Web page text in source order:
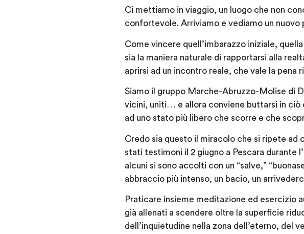
Ci mettiamo in viaggio, un luogo che non
confortevole. Arriviamo e vediamo un
Come vincere quell’imbarazzo iniziale,
sia la maniera naturale di rapportarsi alla
aprirsi ad un incontro reale, che vale la pena
Siamo il gruppo Marche-Abruzzo-Molise di
vicini, uniti… e allora conviene buttarsi in ciò
ad uno stato più libero che scorre e che
Credo sia questo il miracolo che si ripete ad
stati testimoni il 2 giugno a Pescara durante
alcuni si sono accolti con un “salve,”
abbraccio più intenso, un bacio, un
Praticare insieme meditazione ed esercizio
già allenati a scendere oltre la superficie
dell’inquietudine nella zona dell’eterno, del